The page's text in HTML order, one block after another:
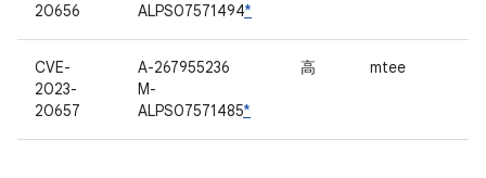
20656
ALPS07571494*
CVE-
2023-
20657
A-267955236
M-
ALPS07571485*
高 mtee